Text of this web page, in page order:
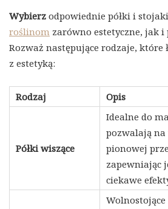
Wybierz odpowiednie półki i
roślinom zarówno estetyczne, jak i
Rozważ następujące rodzaje, które
z estetyką:
Rodzaj Opis
Półki wiszące
Idealne do
pozwalają
pionowej
zapewniając
ciekawe